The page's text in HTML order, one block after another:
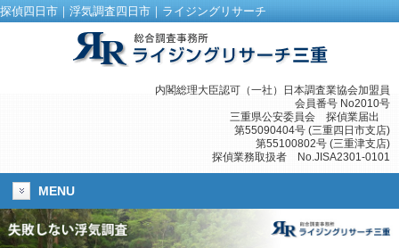
探偵四日市｜浮気調査四日市｜ライジングリサーチ
内閣総理大臣認可（一社）日本調査業協会加盟員
会員番号 No2010号
三重県公安委員会 探偵業届出
第55090404号 (三重四日市支店)
第55100802号 (三重津支店)
探偵業務取扱者 No.JISA2301-0101
MENU